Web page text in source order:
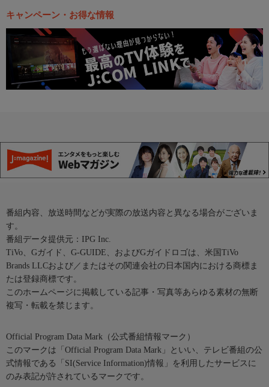
キャンペーン・お得な情報
番組内容、放送時間などが実際の放送内容と異なる場合がございま
す。
番組データ提供元：IPG Inc.
TiVo、Gガイド、G-GUIDE、およびGガイドロゴは、米国TiVo
Brands LLCおよび／またはその関連会社の日本国内における商標ま
たは登録商標です。
このホームページに掲載している記事・写真等あらゆる素材の無断
複写・転載を禁じます。
Official Program Data Mark（公式番組情報マーク）
このマークは「Official Program Data Mark」といい、テレビ番組の公
式情報である「SI(Service Information)情報」を利用したサービスに
のみ表記が許されているマークです。